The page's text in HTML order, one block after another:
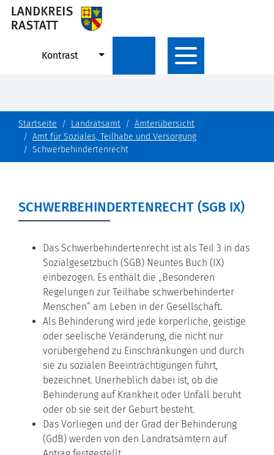
Kontrast
Startseite Landratsamt
Ämterübersicht
Amt für Soziales, Teilhabe und Versorgung
Schwerbehindertenrecht
SCHWERBEHINDERTENRECHT (SGB IX)
Das Schwerbehindertenrecht ist als Teil 3 in das
Sozialgesetzbuch (SGB) Neuntes Buch (IX)
einbezogen. Es enthält die „Besonderen
Regelungen zur Teilhabe schwerbehinderter
Menschen“ am Leben in der Gesellschaft.
Als Behinderung wird jede körperliche, geistige
oder seelische Veränderung, die nicht nur
vorübergehend zu Einschränkungen und durch
sie zu sozialen Beeinträchtigungen führt,
bezeichnet. Unerheblich dabei ist, ob die
Behinderung auf Krankheit oder Unfall beruht
oder ob sie seit der Geburt besteht.
Das Vorliegen und der Grad der Behinderung
(GdB) werden von den Landratsämtern auf